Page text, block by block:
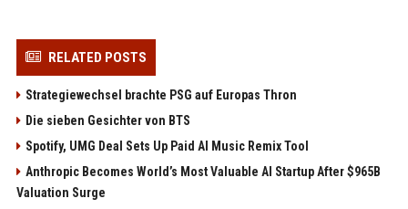
RELATED POSTS
Strategiewechsel brachte PSG auf Europas Thron
Die sieben Gesichter von BTS
Spotify, UMG Deal Sets Up Paid AI Music Remix Tool
Anthropic Becomes World’s Most Valuable AI Startup After $965B
Valuation Surge